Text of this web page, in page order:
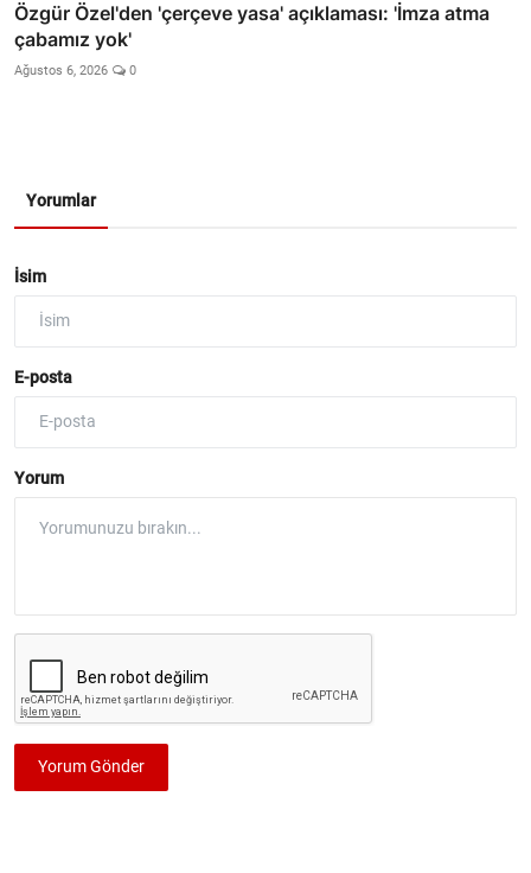
Özgür Özel'den 'çerçeve yasa' açıklaması: 'İmza atma
çabamız yok'
Ağustos 6, 2026 0
Yorumlar
İsim
E-posta
Yorum
Yorum Gönder